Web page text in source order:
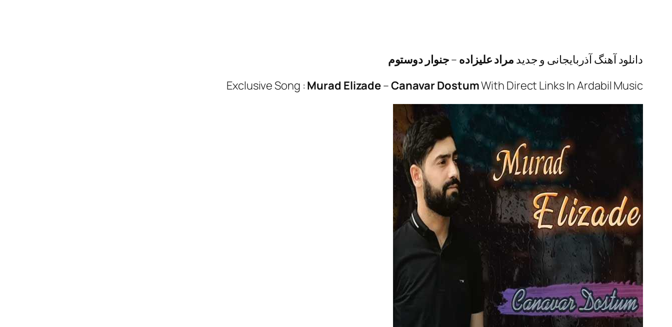
دانلود آهنگ آذربایجانی و جدید مراد علیزاده –جنوار دوستوم
Exclusive Song : Murad Elizade–Canavar DostumWith Direct Links In Ardabil Music